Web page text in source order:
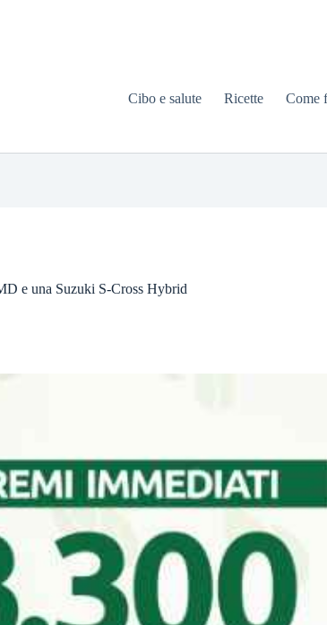
Cibo e salute Ricette Come
e una Suzuki S-Cross Hybrid